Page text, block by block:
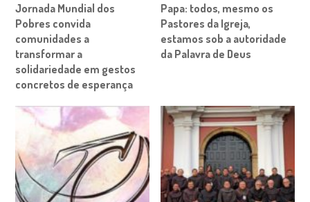
Jornada Mundial dos
Pobres convida
comunidades a
transformar a
solidariedade em gestos
concretos de esperança
Papa: todos, mesmo os
Pastores da Igreja,
estamos sob a autoridade
da Palavra de Deus